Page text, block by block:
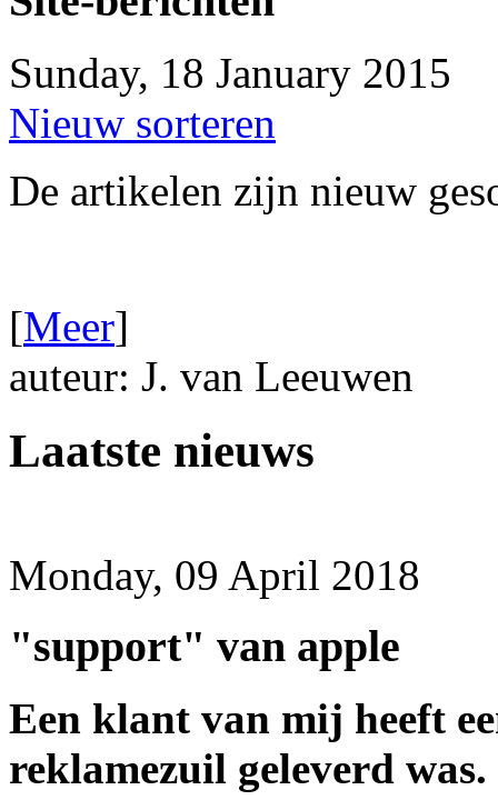
Sunday, 18 January 2015
Nieuw sorteren
De artikelen zijn nieuw
[Meer]
auteur: J. van Leeuwen
Laatste nieuws
Monday, 09 April 2018
"support" van apple
Een klant van mij heeft
reklamezuil geleverd was.